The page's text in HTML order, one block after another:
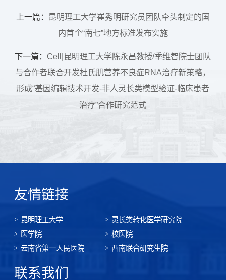
上一篇：
昆明理工大学崔秀明研究员团队牵头制定的国
内首个“南七”地方标准发布实施
下一篇： Cell|昆明理工大学陈永昌教授/季维智院士团队
与合作者联合开发杜氏肌营养不良症RNA治疗新策略，
形成“基因编辑技术开发-非人灵长类模型验证-临床患者
治疗”合作研究范式
友情链接
昆明理工大学
灵长类转化医学研究院
医学院
校医院
云南省第一人民医院
西南联合研究生院
联系我们